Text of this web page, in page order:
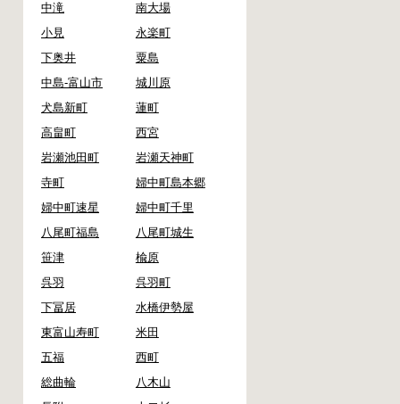
中滝
南大場
小見
永楽町
下奥井
粟島
中島-富山市
城川原
犬島新町
蓮町
高畠町
西宮
岩瀬池田町
岩瀬天神町
寺町
婦中町島本郷
婦中町速星
婦中町千里
八尾町福島
八尾町城生
笹津
楡原
呉羽
呉羽町
下冨居
水橋伊勢屋
東富山寿町
米田
五福
西町
総曲輪
八木山